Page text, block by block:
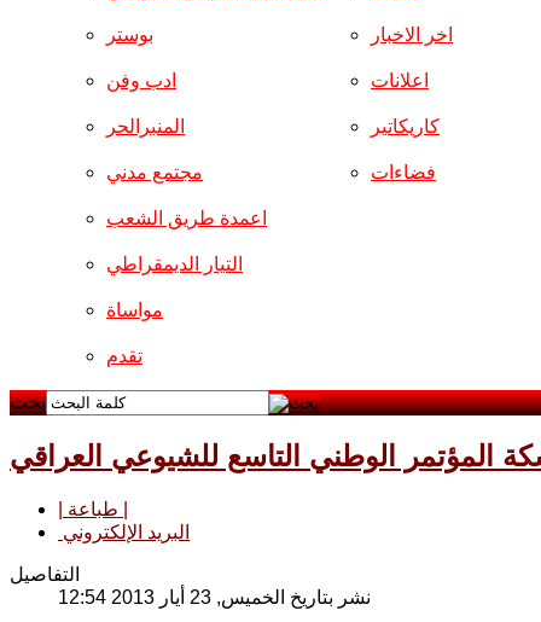
بوستر
ادب وفن
المنبرالحر
مجتمع مدني
اخر الاخبار
اعلانات
كاريكاتير
فضاءات
اعمدة طريق الشعب
التيار الديمقراطي
مواساة
تقدم
بحث
الوطني التاسع للشيوعي العراقي
البريد الإلكتروني
التفاصيل
نشر بتاريخ الخميس, 23 أيار 2013 12:54